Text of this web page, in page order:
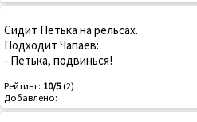
Сидит Петька на рельсах.
Подходит Чапаев:
- Петька, подвинься!
Рейтинг: 10/5(2)
Добавлено: